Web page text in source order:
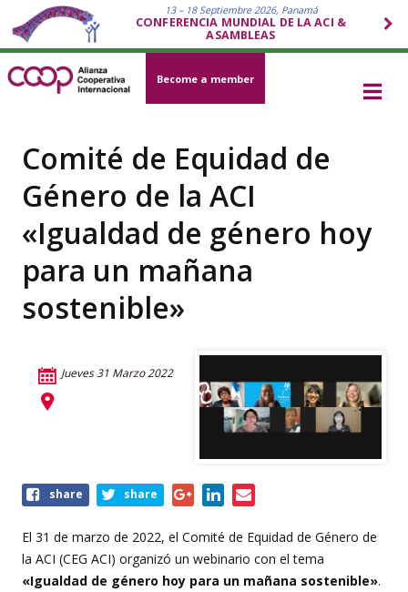
13 – 18 Septiembre 2026, Panamá
CONFERENCIA MUNDIAL DE LA ACI &
ASAMBLEAS
Become a member
Comité de Equidad de
Género de la ACI
«Igualdad de género hoy
para un mañana
sostenible»
Jueves 31 Marzo 2022
Share
event
share share
El 31 de marzo de 2022, el Comité de Equidad de Género de
la ACI (CEG ACI) organizó un webinario con el tema
«Igualdad de género hoy para un mañana sostenible».